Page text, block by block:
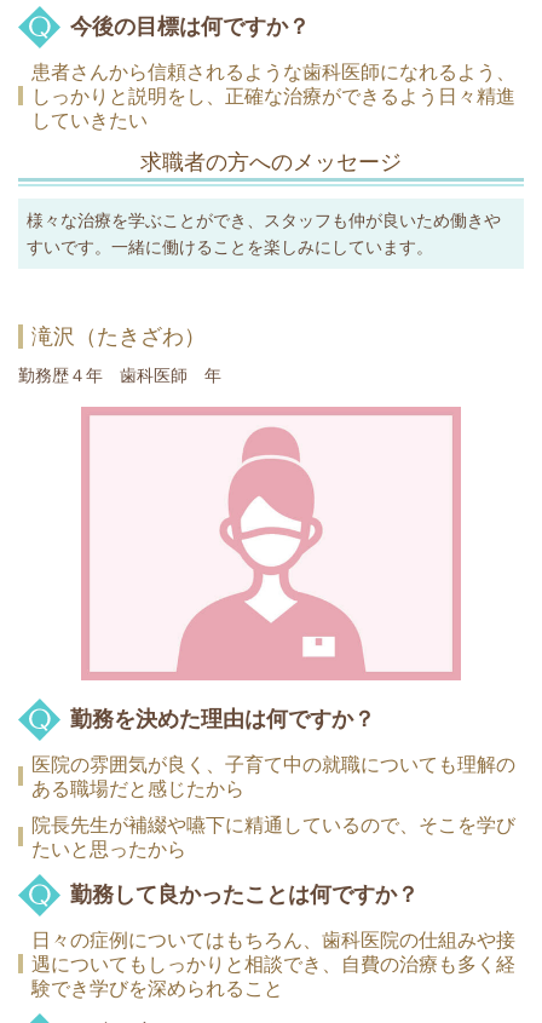
今後の目標は何ですか？
患者さんから信頼されるような歯科医師になれるよう、
しっかりと説明をし、正確な治療ができるよう日々精進
していきたい
求職者の方へのメッセージ
様々な治療を学ぶことができ、スタッフも仲が良いため働きや
すいです。一緒に働けることを楽しみにしています。
滝沢（たきざわ）
勤務歴４年 歯科医師 年
勤務を決めた理由は何ですか？
医院の雰囲気が良く、子育て中の就職についても理解の
ある職場だと感じたから
院長先生が補綴や嚥下に精通しているので、そこを学び
たいと思ったから
勤務して良かったことは何ですか？
日々の症例についてはもちろん、歯科医院の仕組みや接
遇についてもしっかりと相談でき、自費の治療も多く経
験でき学びを深められること